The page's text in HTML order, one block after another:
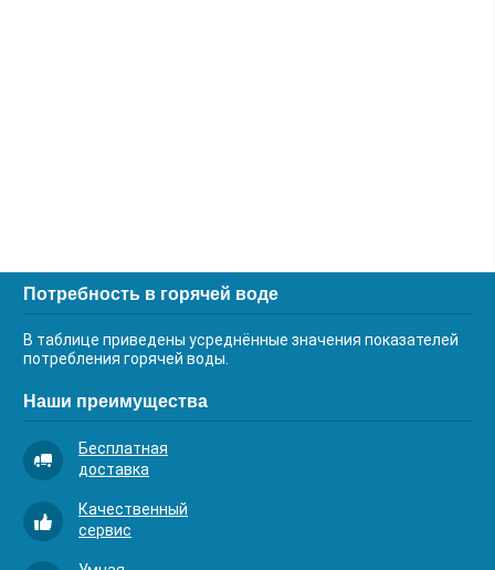
Потребность в горячей воде
В таблице приведены усреднённые значения показателей
потребления горячей воды.
Наши преимущества
Бесплатная
доставка
Качественный
сервис